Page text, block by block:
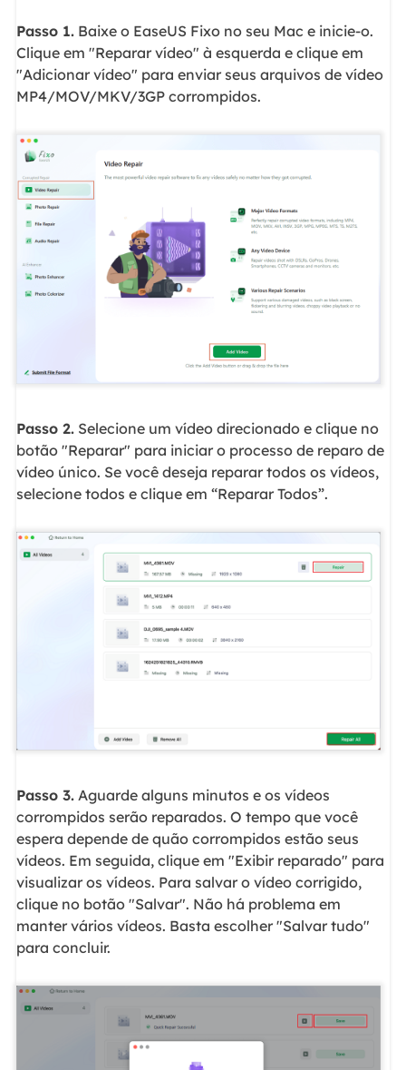
Passo 1.Baixe o EaseUS Fixo no seu Mac e inicie-o.
Clique em "Reparar vídeo" à esquerda e clique em
"Adicionar vídeo" para enviar seus arquivos de vídeo
MP4/MOV/MKV/3GP corrompidos.
Passo 2.Selecione um vídeo direcionado e clique no
botão "Reparar" para iniciar o processo de reparo de
vídeo único. Se você deseja reparar todos os vídeos,
selecione todos e clique em “Reparar Todos”.
Passo 3.Aguarde alguns minutos e os vídeos
corrompidos serão reparados. O tempo que você
espera depende de quão corrompidos estão seus
vídeos. Em seguida, clique em "Exibir reparado" para
visualizar os vídeos. Para salvar o vídeo corrigido,
clique no botão "Salvar". Não há problema em
manter vários vídeos. Basta escolher "Salvar tudo"
para concluir.